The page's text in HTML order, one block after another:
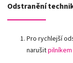
Odstranění
Pro rychlejší
narušit